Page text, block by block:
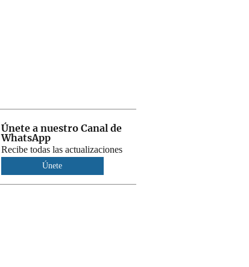
Únete a nuestro Canal de
WhatsApp
Recibe todas las actualizaciones
Únete